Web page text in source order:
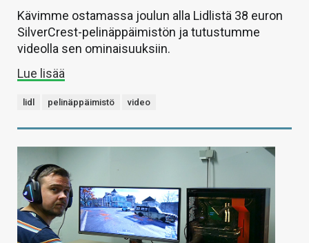
Kävimme ostamassa joulun alla Lidlistä 38 euron
SilverCrest-pelinäppäimistön ja tutustumme
videolla sen ominaisuuksiin.
Lue lisää
lidl pelinäppäimistö video